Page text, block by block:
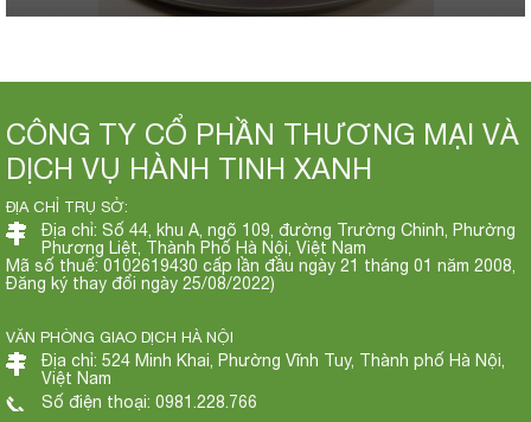
CÔNG TY CỔ PHẦN THƯƠNG MẠI VÀ
DỊCH VỤ HÀNH TINH XANH
ĐỊA CHỈ TRỤ SỞ:
Địa chỉ: Số 44, khu A, ngõ 109, đường Trường Chinh, Phường
Phương Liệt, Thành Phố Hà Nội, Việt Nam
Mã số thuế: 0102619430 cấp lần đầu ngày 21 tháng 01 năm 2008,
Đăng ký thay đổi ngày 25/08/2022)
VĂN PHÒNG GIAO DỊCH HÀ NỘI
Địa chỉ: 524 Minh Khai, Phường Vĩnh Tuy, Thành phố Hà Nội,
Việt Nam
Số điện thoại: 0981.228.766